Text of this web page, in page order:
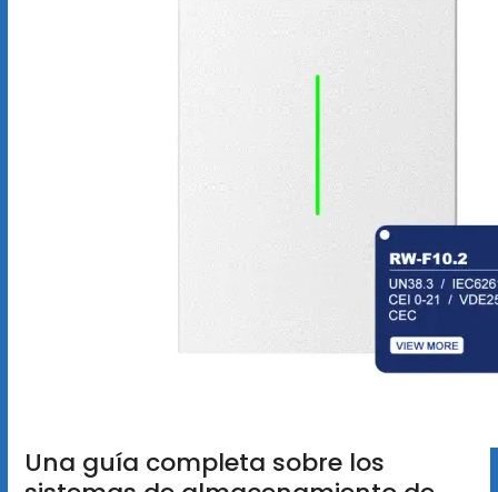
Una guía completa sobre los